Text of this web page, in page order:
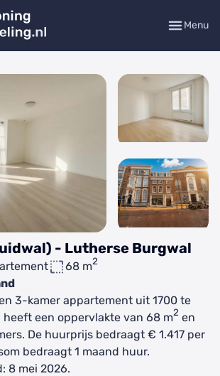
Menu
- Lutherse Burgwal
68 m2
3-kamer appartement uit 1700 te
heeft een oppervlakte van 68 m2 en
De huurprijs bedraagt € 1.417 per
bedraagt 1 maand huur.
8 mei 2026.